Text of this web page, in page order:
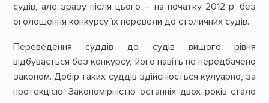
судів, але зразу після цього – на початку 2012 р. без
оголошення конкурсу їх перевели до столичних судів.
Переведення суддів до судів вищого рівня
відбувається без конкурсу, його навіть не передбачено
законом. Добір таких суддів здійснюється кулуарно, за
протекцією. Закономірністю останніх двох років стало